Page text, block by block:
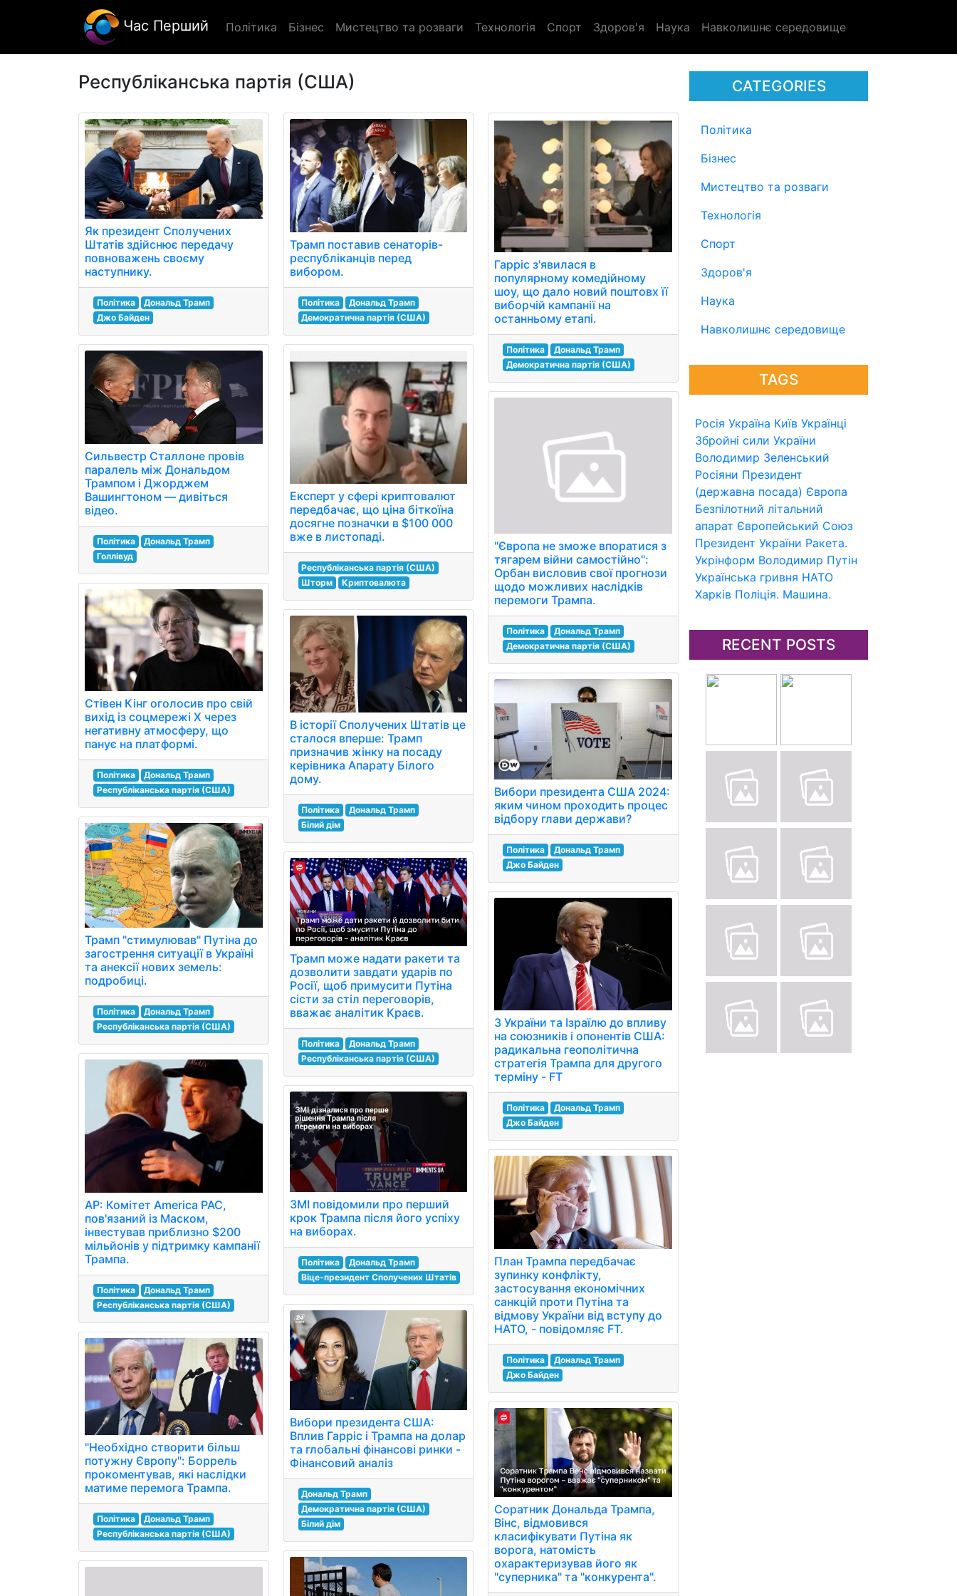
Час Перший Політика Бізнес Мистецтво та розваги Технологія Спорт Здоров'я Наука Навколишнє середовище
CATEGORIES
Політика
Бізнес
Мистецтво та розваги
Технологія
Спорт
Здоров'я
Наука
Навколишнє середовище
TAGS
Росія Україна Київ Українці
Збройні сили України
Володимир Зеленський
Росіяни Президент
(державна посада) Європа
Безпілотний літальний
апарат Європейський Союз
Президент України Ракета.
Укрінформ Володимир Путін
Українська гривня НАТО
Харків Поліція. Машина.
RECENT POSTS
Республіканська партія (США)
Як президент Сполучених
Штатів здійснює передачу
повноважень своєму
наступнику.
Політика
Дональд Трамп
Джо Байден
Сильвестр Сталлоне провів
паралель між Дональдом
Трампом і Джорджем
Вашингтоном — дивіться
відео.
Політика
Дональд Трамп
Голлівуд
Стівен Кінг оголосив про свій
вихід із соцмережі Х через
негативну атмосферу, що
панує на платформі.
Політика
Дональд Трамп
Республіканська партія (США)
Трамп "стимулював" Путіна до
загострення ситуації в Україні
та анексії нових земель:
подробиці.
Політика
Дональд Трамп
Республіканська партія (США)
AP: Комітет America PAC,
пов'язаний із Маском,
інвестував приблизно $200
мільйонів у підтримку кампанії
Трампа.
Політика
Дональд Трамп
Республіканська партія (США)
"Необхідно створити більш
потужну Європу": Боррель
прокоментував, які наслідки
матиме перемога Трампа.
Політика
Дональд Трамп
Республіканська партія (США)
Трамп поставив сенаторів-
республіканців перед
вибором.
Політика
Дональд Трамп
Демократична партія (США)
Експерт у сфері криптовалют
передбачає, що ціна біткоїна
досягне позначки в $100 000
вже в листопаді.
Республіканська партія (США)
Шторм
Криптовалюта
В історії Сполучених Штатів це
сталося вперше: Трамп
призначив жінку на посаду
керівника Апарату Білого
дому.
Політика
Дональд Трамп
Білий дім
Трамп може надати ракети та
дозволити завдати ударів по
Росії, щоб примусити Путіна
сісти за стіл переговорів,
вважає аналітик Краєв.
Політика
Дональд Трамп
Республіканська партія (США)
ЗМІ повідомили про перший
крок Трампа після його успіху
на виборах.
Політика
Дональд Трамп
Віце-президент Сполучених Штатів
Вибори президента США:
Вплив Гарріс і Трампа на долар
та глобальні фінансові ринки -
Фінансовий аналіз
Дональд Трамп
Демократична партія (США)
Білий дім
Гарріс з'явилася в
популярному комедійному
шоу, що дало новий поштовх її
виборчій кампанії на
останньому етапі.
Політика
Дональд Трамп
Демократична партія (США)
"Європа не зможе впоратися з
тягарем війни самостійно":
Орбан висловив свої прогнози
щодо можливих наслідків
перемоги Трампа.
Політика
Дональд Трамп
Демократична партія (США)
Вибори президента США 2024:
яким чином проходить процес
відбору глави держави?
Політика
Дональд Трамп
Джо Байден
З України та Ізраїлю до впливу
на союзників і опонентів США:
радикальна геополітична
стратегія Трампа для другого
терміну - FT
Політика
Дональд Трамп
Джо Байден
План Трампа передбачає
зупинку конфлікту,
застосування економічних
санкцій проти Путіна та
відмову України від вступу до
НАТО, - повідомляє FT.
Політика
Дональд Трамп
Джо Байден
Соратник Дональда Трампа,
Вінс, відмовився
класифікувати Путіна як
ворога, натомість
охарактеризував його як
"суперника" та "конкурента".